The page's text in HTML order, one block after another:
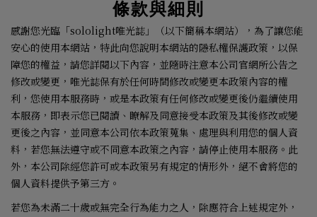
條款與細則
感謝您光臨「sololight唯光誌」（以下簡稱本網站），為了讓您能
安心的使用本網站，特此向您說明本網站的隱私權保護政策，以保
障您的權益，請您詳閱以下內容，並隨時注意本公司官網所公告之
修改或變更，唯光誌保有於任何時間修改或變更本政策內容的權
利，您使用本服務時，或是本政策有任何修改或變更後仍繼續使用
本服務，即表示您已閱讀、瞭解及同意接受本政策及其後修改或變
更後之內容，並同意本公司依本政策蒐集、處理與利用您的個人資
料，若您無法遵守或不同意本政策之內容，請停止使用本服務。此
外，本公司除經您許可或本政策另有規定的情形外，絕不會將您的
個人資料提供予第三方。
若您為未滿二十歲或無完全行為能力之人，除應符合上述規定外，